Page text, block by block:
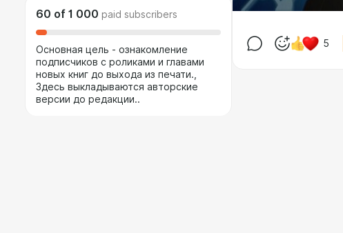
60 of 1 000 paid subscribers
Основная цель - ознакомление
подписчиков с роликами и главами
новых книг до выхода из печати.,
Здесь выкладываются авторские
версии до редакции..
5